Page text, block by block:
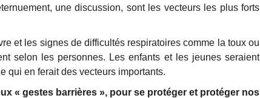
une discussion, sont les vecteurs les plus forts
et les signes de difficultés respiratoires comme la toux ou
selon les personnes. Les enfants et les jeunes seraient
qui en ferait des vecteurs importants.
« gestes barrières », pour se protéger et protéger nos